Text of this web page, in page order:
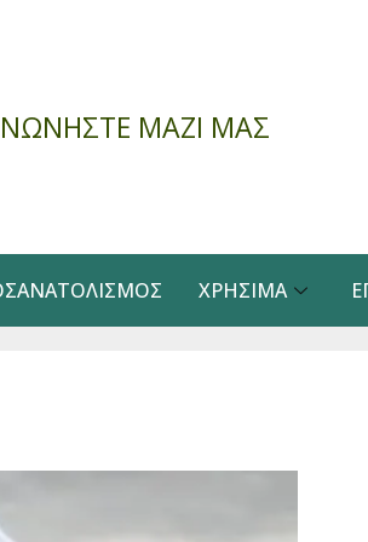
ΜΑΖΙ ΜΑΣ
ΧΡΉΣΙΜΑ